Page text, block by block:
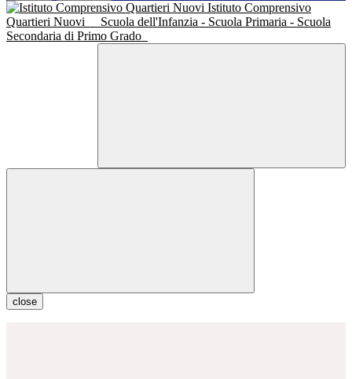
Istituto Comprensivo
Quartieri Nuovi
Scuola dell'Infanzia - Scuola Primaria - Scuola
Secondaria di Primo Grado
close